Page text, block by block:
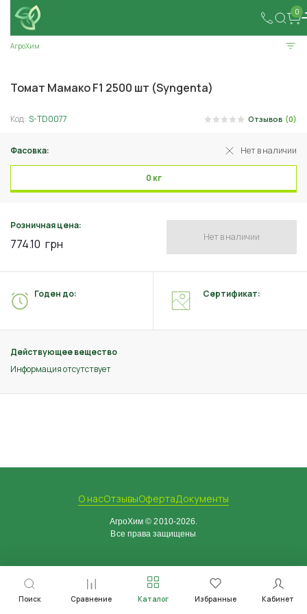
0
Поиск Сравнение Каталог Избранные Кабинет
АгроХим
Томат Мамако F1 2500 шт (Syngenta)
Код: S-TD0077 Отзывов (0)
Фасовка: Нет в наличии
0 кг
Розничная цена:
774.10 грн Нет в наличии
Действующее вещество
Информация отсутствует
Годен до: Сертификат:
О насОтзывыОфертаДокументы
АгроХим © 2010-2026.
Все права защищены